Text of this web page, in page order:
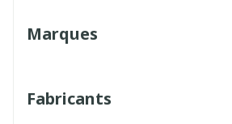
Marques
Fabricants